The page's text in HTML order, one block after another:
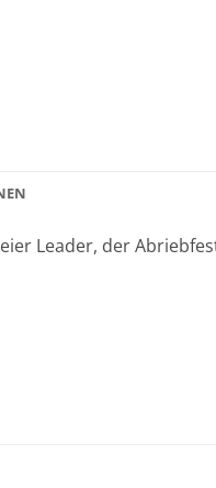
Leader, der